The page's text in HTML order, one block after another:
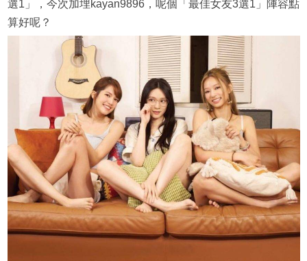
選1」，今次加埋kayan9896，呢個「最佳女友3選1」陣容點
算好呢？